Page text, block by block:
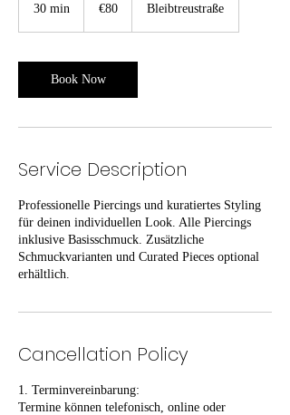
30 min
i
n
€80 Bleibtreustraße
Book Now
Service Description
Professionelle Piercings und kuratiertes Styling
für deinen individuellen Look. Alle Piercings
inklusive Basisschmuck. Zusätzliche
Schmuckvarianten und Curated Pieces optional
erhältlich.
Cancellation Policy
1. Terminvereinbarung:
Termine können telefonisch, online oder